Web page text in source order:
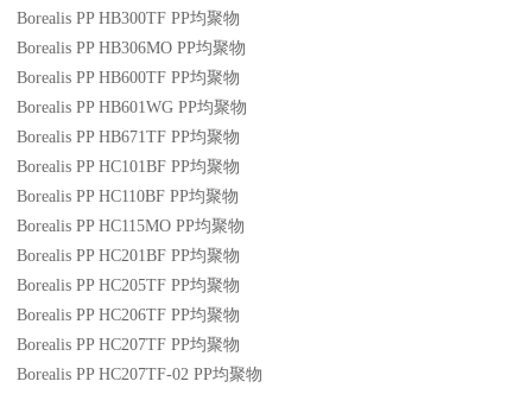
Borealis PP HB300TF PP均聚物
Borealis PP HB306MO PP均聚物
Borealis PP HB600TF PP均聚物
Borealis PP HB601WG PP均聚物
Borealis PP HB671TF PP均聚物
Borealis PP HC101BF PP均聚物
Borealis PP HC110BF PP均聚物
Borealis PP HC115MO PP均聚物
Borealis PP HC201BF PP均聚物
Borealis PP HC205TF PP均聚物
Borealis PP HC206TF PP均聚物
Borealis PP HC207TF PP均聚物
Borealis PP HC207TF-02 PP均聚物